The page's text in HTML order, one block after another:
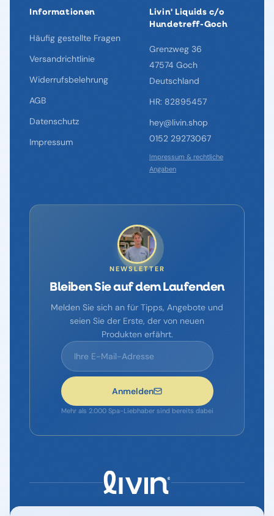
Informationen
Häufig gestellte Fragen
Versandrichtlinie
Widerrufsbelehrung
AGB
Datenschutz
Impressum
Livin' Liquids c/o
Hundetreff-Goch
Grenzweg 36
47574 Goch
Deutschland
HR: 82895457
hey@livin.shop
0152 29273067
Impressum & rechtliche
Angaben
NEWSLETTER
Bleiben Sie auf dem Laufenden
Melden Sie sich an für Tipps, Angebote und
seien Sie der Erste, der von neuen
Produkten erfährt.
Anmelden
Mehr als 2.000 Spa-Liebhaber sind bereits dabei